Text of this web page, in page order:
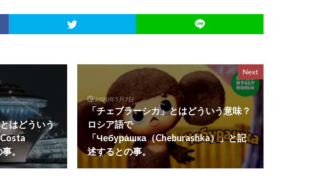
はどういう
。
Next
2020年5月7日
「チェブラーシカ」とはどういう意味？
ロシア語で
「Чебура́шка（Cheburashka）」と記
述するとの事。